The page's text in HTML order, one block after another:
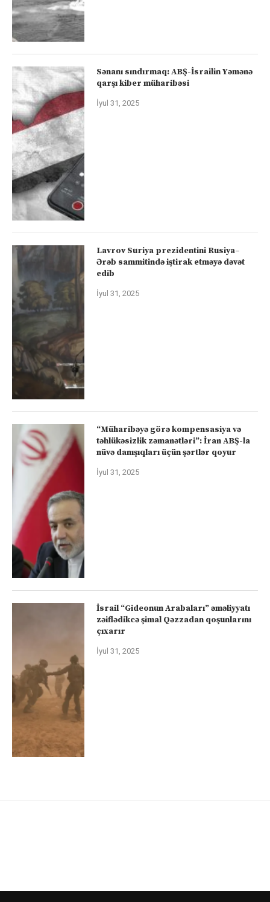
Sənanı sındırmaq: ABŞ-İsrailin Yəmənə
qarşı kiber müharibəsi
İyul 31, 2025
Lavrov Suriya prezidentini Rusiya–
Ərəb sammitində iştirak etməyə dəvət
edib
İyul 31, 2025
“Müharibəyə görə kompensasiya və
təhlükəsizlik zəmanətləri”: İran ABŞ-la
nüvə danışıqları üçün şərtlər qoyur
İyul 31, 2025
İsrail “Gideonun Arabaları” əməliyyatı
zəiflədikcə şimal Qəzzadan qoşunlarını
çıxarır
İyul 31, 2025